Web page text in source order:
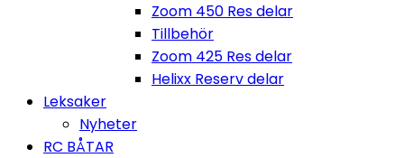
Zoom 450 Res delar
Tillbehör
Zoom 425 Res delar
Helixx Reserv delar
Leksaker
Nyheter
RC BÅTAR